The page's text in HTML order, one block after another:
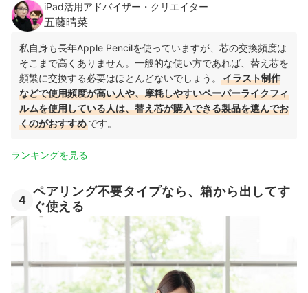
iPad活用アドバイザー・クリエイター
五藤晴菜
私自身も長年Apple Pencilを使っていますが、芯の交換頻度は
そこまで高くありません。一般的な使い方であれば、替え芯を
頻繁に交換する必要はほとんどないでしょう。
イラスト制作
などで使用頻度が高い人や、摩耗しやすいペーパーライクフィ
ルムを使用している人は、替え芯が購入できる製品を選んでお
くのがおすすめです。
ランキングを見る
4
ペアリング不要タイプなら、箱から出してす
ぐ使える